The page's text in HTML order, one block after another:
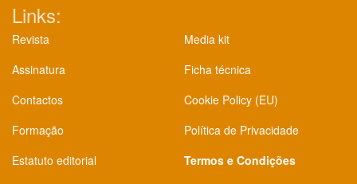
Links:
Revista
Assinatura
Contactos
Formação
Estatuto editorial
Media kit
Ficha técnica
Cookie Policy (EU)
Política de Privacidade
Termos e Condições